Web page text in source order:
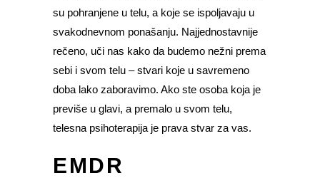
su pohranjene u telu, a koje se ispoljavaju u
svakodnevnom ponašanju. Najjednostavnije
rečeno, uči nas kako da budemo nežni prema
sebi i svom telu – stvari koje u savremeno
doba lako zaboravimo. Ako ste osoba koja je
previše u glavi, a premalo u svom telu,
telesna psihoterapija je prava stvar za vas.
EMDR